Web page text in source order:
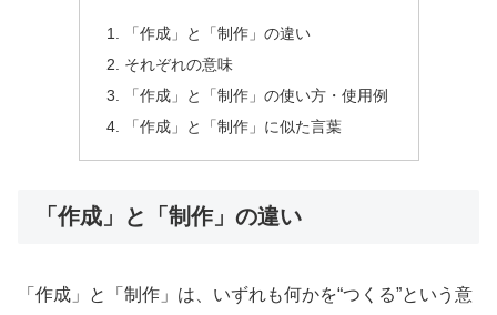
「作成」と「制作」の違い
それぞれの意味
「作成」と「制作」の使い方・使用例
「作成」と「制作」に似た言葉
「作成」と「制作」の違い
「作成」と「制作」は、いずれも何かを“つくる”という意